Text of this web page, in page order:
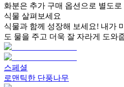
화분은 추가 구매 옵션으로 별도
식물 살펴보세요
식물과 함께 성장해 보세요! 내가
도 물을 주고 더욱 잘 자라게 도와
스페셜
로맨틱한 단풍나무